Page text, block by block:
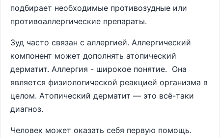
подбирает необходимые противозудные или
противоаллергические препараты.
Зуд часто связан с аллергией. Аллергический
компонент может дополнять атопический
дерматит. Аллергия - широкое понятие. Она
является физиологической реакцией организма в
целом. Атопический дерматит — это всё-таки
диагноз.
Человек может оказать себя первую помощь.